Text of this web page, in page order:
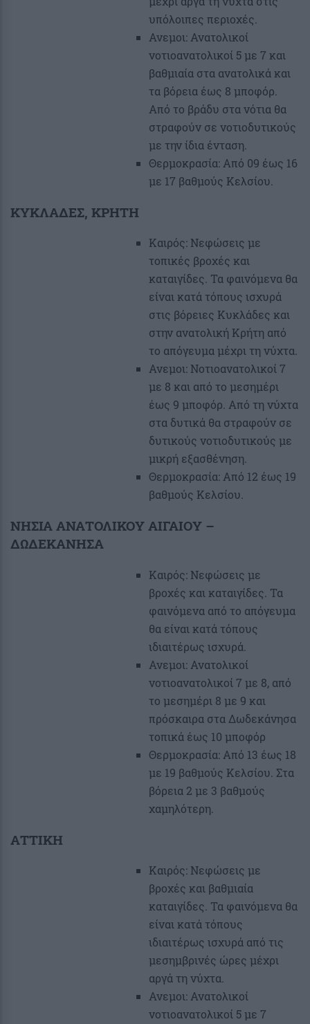
υπόλοιπες περιοχές.
Ανεμοι: Ανατολικοί
νοτιοανατολικοί 5 με 7 και
βαθμιαία στα ανατολικά και
τα βόρεια έως 8 μποφόρ.
Από το βράδυ στα νότια θα
στραφούν σε νοτιοδυτικούς
με την ίδια ένταση.
Θερμοκρασία: Από 09 έως 16
με 17 βαθμούς Κελσίου.
ΚΥΚΛΑΔΕΣ, ΚΡΗΤΗ
Καιρός: Νεφώσεις με
τοπικές βροχές και
καταιγίδες. Τα φαινόμενα θα
είναι κατά τόπους ισχυρά
στις βόρειες Κυκλάδες και
στην ανατολική Κρήτη από
το απόγευμα μέχρι τη νύχτα.
Ανεμοι: Νοτιοανατολικοί 7
με 8 και από το μεσημέρι
έως 9 μποφόρ. Από τη νύχτα
στα δυτικά θα στραφούν σε
δυτικούς νοτιοδυτικούς με
μικρή εξασθένηση.
Θερμοκρασία: Από 12 έως 19
βαθμούς Κελσίου.
ΝΗΣΙΑ ΑΝΑΤΟΛΙΚΟΥ ΑΙΓΑΙΟΥ –
ΔΩΔΕΚΑΝΗΣΑ
Καιρός: Νεφώσεις με
βροχές και καταιγίδες. Τα
φαινόμενα από το απόγευμα
θα είναι κατά τόπους
ιδιαιτέρως ισχυρά.
Ανεμοι: Ανατολικοί
νοτιοανατολικοί 7 με 8, από
το μεσημέρι 8 με 9 και
πρόσκαιρα στα Δωδεκάνησα
τοπικά έως 10 μποφόρ
Θερμοκρασία: Από 13 έως 18
με 19 βαθμούς Κελσίου. Στα
βόρεια 2 με 3 βαθμούς
χαμηλότερη.
ΑΤΤΙΚΗ
Καιρός: Νεφώσεις με
βροχές και βαθμιαία
καταιγίδες. Τα φαινόμενα θα
είναι κατά τόπους
ιδιαιτέρως ισχυρά από τις
μεσημβρινές ώρες μέχρι
αργά τη νύχτα.
Ανεμοι: Ανατολικοί
νοτιοανατολικοί 5 με 7